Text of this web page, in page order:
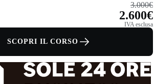
3.000€
2.600€
IVA esclusa
SCOPRI IL CORSO